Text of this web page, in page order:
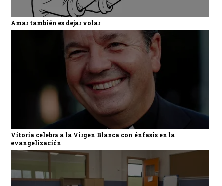
Amar también es dejar volar
Vitoria celebra a la Virgen Blanca con énfasis en la
evangelización